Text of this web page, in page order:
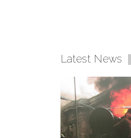
Latest News